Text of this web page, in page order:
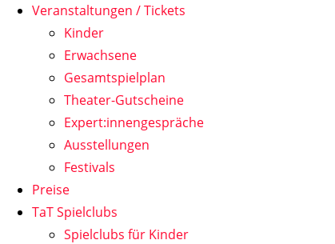
Veranstaltungen / Tickets
Kinder
Erwachsene
Gesamtspielplan
Theater-Gutscheine
Expert:innengespräche
Ausstellungen
Festivals
Preise
TaT Spielclubs
Spielclubs für Kinder